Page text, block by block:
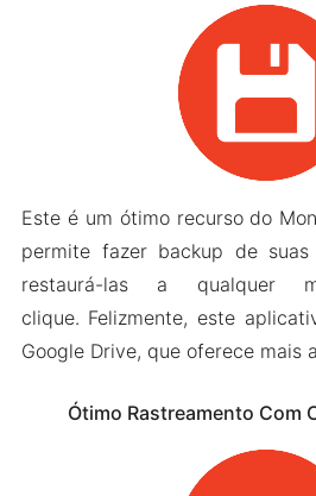
Este é um ótimo recurso do
permite fazer backup de
restaurá-las a qualquer
clique. Felizmente, este
Google Drive, que oferece mais
Ótimo Rastreamento Com